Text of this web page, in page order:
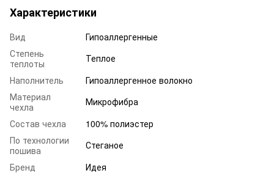
Характеристики
Вид
Гипоаллергенные
Степень
теплоты
Теплое
Наполнитель
Гипоаллергенное волокно
Материал
чехла
Микрофибра
Состав чехла
100% полиэстер
По технологии
пошива
Стеганое
Бренд
Идея